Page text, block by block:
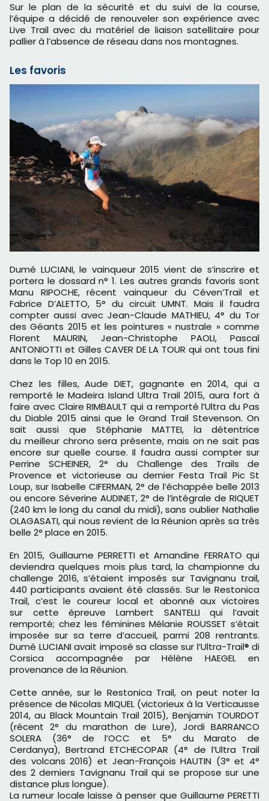
Sur le plan de la sécurité et du suivi de la course,
l’équipe a décidé de renouveler son expérience avec
Live Trail avec du matériel de liaison satellitaire pour
pallier à l’absence de réseau dans nos montagnes.
Les favoris
Dumé LUCIANI, le vainqueur 2015 vient de s’inscrire et
portera le dossard n° 1. Les autres grands favoris sont
Manu RIPOCHE, récent vainqueur du Céven’Trail et
Fabrice D’ALETTO, 5° du circuit UMNT. Mais il faudra
compter aussi avec Jean-Claude MATHIEU, 4° du Tor
des Géants 2015 et les pointures « nustrale » comme
Florent MAURIN, Jean-Christophe PAOLI, Pascal
ANTONIOTTI et Gilles CAVER DE LA TOUR qui ont tous fini
dans le Top 10 en 2015.
Chez les filles, Aude DIET, gagnante en 2014, qui a
remporté le Madeira Island Ultra Trail 2015, aura fort à
faire avec Claire RIMBAULT qui a remporté l’Ultra du Pas
du Diable 2015 ainsi que le Grand Trail Stevenson. On
sait aussi que Stéphanie MATTEI, la détentrice
du meilleur chrono sera présente, mais on ne sait pas
encore sur quelle course. Il faudra aussi compter sur
Perrine SCHEINER, 2° du Challenge des Trails de
Provence et victorieuse au dernier Festa Trail Pic St
Loup, sur Isabelle CIFERMAN, 2° de l’échappée belle 2013
ou encore Séverine AUDINET, 2° de l’intégrale de RIQUET
(240 km le long du canal du midi), sans oublier Nathalie
OLAGASATI, qui nous revient de la Réunion après sa très
belle 2° place en 2015.
En 2015, Guillaume PERRETTI et Amandine FERRATO qui
deviendra quelques mois plus tard, la championne du
challenge 2016, s’étaient imposés sur Tavignanu trail,
440 participants avaient été classés. Sur le Restonica
Trail, c’est le coureur local et abonné aux victoires
sur cette épreuve Lambert SANTELLI qui l’avait
remporté; chez les féminines Mélanie ROUSSET s’était
imposée sur sa terre d’accueil, parmi 208 rentrants.
Dumé LUCIANI avait imposé sa classe sur l’Ultra-Trail® di
Corsica accompagnée par Hélène HAEGEL en
provenance de la Réunion.
Cette année, sur le Restonica Trail, on peut noter la
présence de Nicolas MIQUEL (victorieux à la Verticausse
2014, au Black Mountain Trail 2015), Benjamin TOURDOT
(récent 2° du marathon de Lure), Jordi BARRANCO
SOLERA (36° de l’OCC et 5° du Marato de
Cerdanya), Bertrand ETCHECOPAR (4° de l’Ultra Trail
des volcans 2016) et Jean-François HAUTIN (3° et 4°
des 2 derniers Tavignanu Trail qui se propose sur une
distance plus longue).
La rumeur locale laisse à penser que Guillaume PERETTI